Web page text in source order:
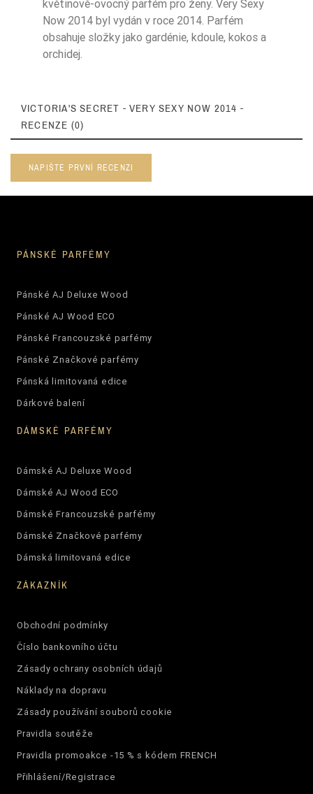
květinově-ovocný parfém pro ženy. Very Sexy
Now 2014 byl vydán v roce 2014. Parfém
obsahuje složky jako gardénie, kdoule, kokos a
orchidej.
VICTORIA'S SECRET - VERY SEXY NOW 2014 -
RECENZE (0)
NAPIŠTE PRVNÍ RECENZI
PÁNSKÉ PARFÉMY
Pánské AJ Deluxe Wood
Pánské AJ Wood ECO
Pánské Francouzské parfémy
Pánské Značkové parfémy
Pánská limitovaná edice
Dárkové balení
DÁMSKÉ PARFÉMY
Dámské AJ Deluxe Wood
Dámské AJ Wood ECO
Dámské Francouzské parfémy
Dámské Značkové parfémy
Dámská limitovaná edice
ZÁKAZNÍK
Obchodní podmínky
Číslo bankovního účtu
Zásady ochrany osobních údajů
Náklady na dopravu
Zásady používání souborů cookie
Pravidla soutěže
Pravidla promoakce -15 % s kódem FRENCH
Přihlášení/Registrace